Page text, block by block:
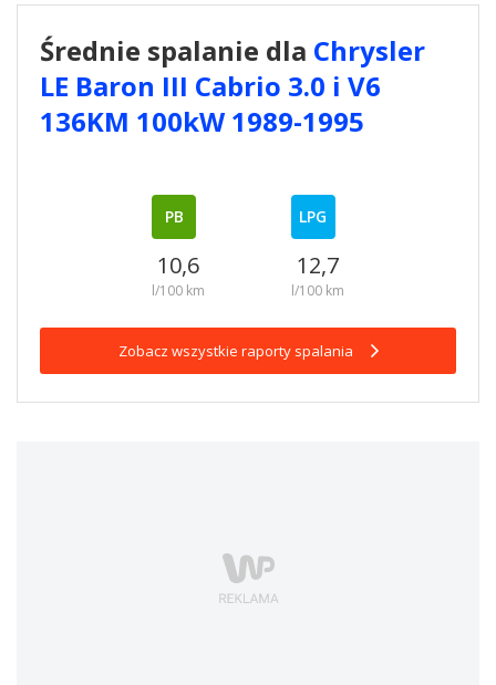
Średnie spalanie dla Chrysler
LE Baron III Cabrio 3.0 i V6
136KM 100kW 1989-1995
PB
10,6
l/100 km
LPG
12,7
l/100 km
Zobacz wszystkie raporty spalania